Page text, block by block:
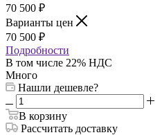
70 500 ₽
Варианты цен
70 500 ₽
Подробности
В том числе 22% НДС
Много
Нашли дешевле?
В корзину
Рассчитать доставку